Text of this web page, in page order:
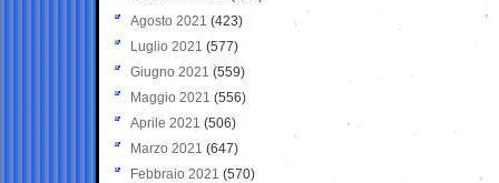
Agosto 2021 (423)
Luglio 2021 (577)
Giugno 2021(559)
Maggio 2021 (556)
Aprile 2021 (506)
Marzo 2021 (647)
Febbraio 2021 (570)